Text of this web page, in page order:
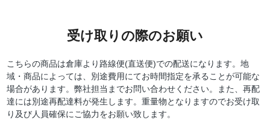
受け取りの際のお願い
こちらの商品は倉庫より路線便(直送便)での配送になります。地
域・商品によっては、別途費用にてお時間指定を承ることが可能な
場合があります。弊社担当までお問い合わせください。また、再配
達には別途再配達料が発生します。重量物となりますのでお受け取
り及び人員確保にご協力をお願い致します。